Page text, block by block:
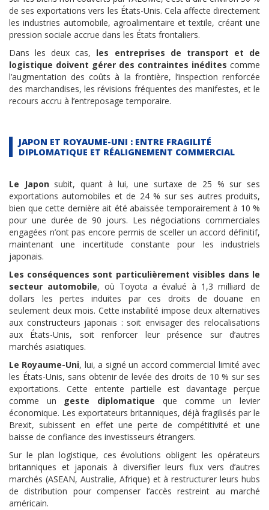
de ses exportations vers les États-Unis. Cela affecte directement
les industries automobile, agroalimentaire et textile, créant une
pression sociale accrue dans les États frontaliers.
Dans les deux cas, les entreprises de transport et de
logistique doivent gérer des contraintes inédites comme
l’augmentation des coûts à la frontière, l’inspection renforcée
des marchandises, les révisions fréquentes des manifestes, et le
recours accru à l’entreposage temporaire.
JAPON ET ROYAUME-UNI : ENTRE FRAGILITÉ
DIPLOMATIQUE ET RÉALIGNEMENT COMMERCIAL
Le Japonsubit, quant à lui, une surtaxe de 25 % sur ses
exportations automobiles et de 24 % sur ses autres produits,
bien que cette dernière ait été abaissée temporairement à 10 %
pour une durée de 90 jours. Les négociations commerciales
engagées n’ont pas encore permis de sceller un accord définitif,
maintenant une incertitude constante pour les industriels
japonais.
Les conséquences sont particulièrement visibles dans le
secteur automobile, où Toyota a évalué à 1,3 milliard de
dollars les pertes induites par ces droits de douane en
seulement deux mois. Cette instabilité impose deux alternatives
aux constructeurs japonais : soit envisager des relocalisations
aux États-Unis, soit renforcer leur présence sur d’autres
marchés asiatiques.
Le Royaume-Uni, lui, a signé un accord commercial limité avec
les États-Unis, sans obtenir de levée des droits de 10 % sur ses
exportations. Cette entente partielle est davantage perçue
comme un geste diplomatique que comme un levier
économique. Les exportateurs britanniques, déjà fragilisés par le
Brexit, subissent en effet une perte de compétitivité et une
baisse de confiance des investisseurs étrangers.
Sur le plan logistique, ces évolutions obligent les opérateurs
britanniques et japonais à diversifier leurs flux vers d’autres
marchés (ASEAN, Australie, Afrique) et à restructurer leurs hubs
de distribution pour compenser l’accès restreint au marché
américain.